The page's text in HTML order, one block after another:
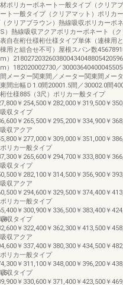
4
5
ポリカーボネート一般タイプ（クリア
ト一般タイプ（クリアマット）ポリカ
クリアブラウン）熱線吸収ポリカーボ
）熱線吸収アクアポリカーボネート（
自在桁仕様桁仕様タイプ単体（連棟用
棟用と組合せ不可）屋根スパン数
）
）182020002730／
メーター関東間／メーター関東間メー
間出幅Ｄ1.0間20001.5間／30002.0間
仕様885（3尺）ポリカ一般タイプ
￥254,500￥282,000￥319,500￥
収タイプ
￥265,500￥295,200￥334,900￥
収アクア
￥277,000￥309,000￥351,000￥
リカ一般タイプ
￥265,600￥294,700￥333,800￥
収タイプ
￥282,100￥314,500￥356,900￥
収アクア
￥294,600￥329,500￥374,400￥
リカ一般タイプ
￥300,900￥336,500￥383,400￥
収タイプ
￥322,400￥362,300￥413,500￥
収アクア
￥337,400￥380,300￥434,500￥
リカ一般タイプ
￥311,100￥348,000￥396,200￥
収タイプ
￥330,600￥371,400￥423,500￥